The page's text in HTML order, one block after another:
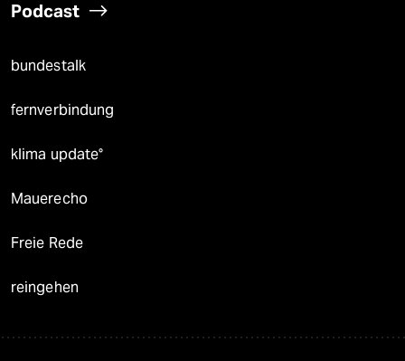
Podcast
bundestalk
fernverbindung
klima update°
Mauerecho
Freie Rede
reingehen